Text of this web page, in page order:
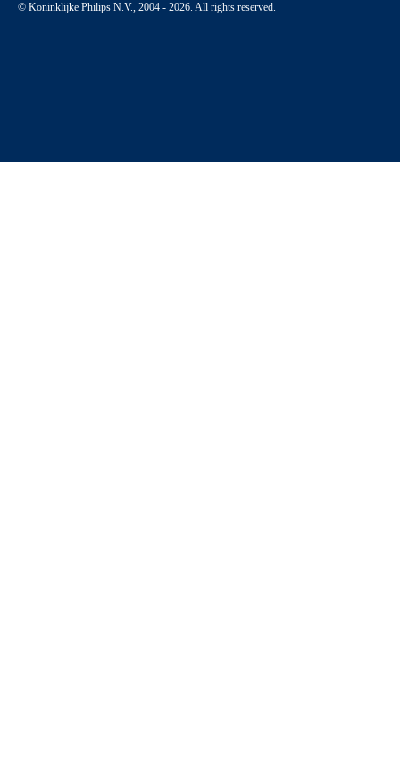
© Koninklijke Philips N.V., 2004 - 2026. All rights reserved.